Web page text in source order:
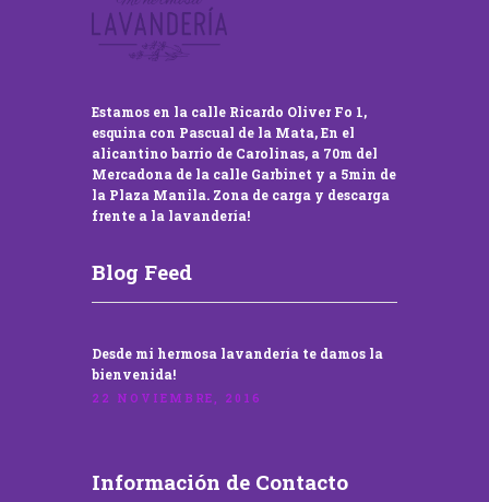
Estamos en la calle Ricardo Oliver Fo 1,
esquina con Pascual de la Mata, En el
alicantino barrio de Carolinas, a 70m del
Mercadona de la calle Garbinet y a 5min de
la Plaza Manila. Zona de carga y descarga
frente a la lavandería!
Blog Feed
Desde mi hermosa lavandería te damos la
bienvenida!
22 NOVIEMBRE, 2016
Información de Contacto